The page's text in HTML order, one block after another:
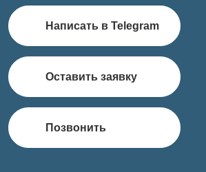
Написать в Telegram
Оставить заявку
Позвонить